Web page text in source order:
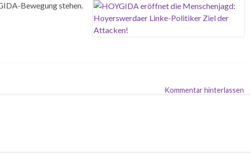
Bewegung stehen.
Kommentar hinterlassen